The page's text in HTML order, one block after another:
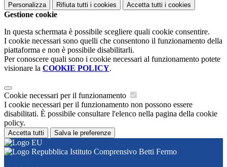
Personalizza Rifiuta tutti i cookies Accetta tutti i cookies
Gestione cookie
In questa schermata è possibile scegliere quali cookie consentire.
I cookie necessari sono quelli che consentono il funzionamento della
piattaforma e non è possibile disabilitarli.
Per conoscere quali sono i cookie necessari al funzionamento potete
visionare la COOKIE POLICY.
Cookie necessari per il funzionamento
I cookie necessari per il funzionamento non possono essere
disabilitati. È possibile consultare l'elenco nella pagina della cookie
policy.
Accetta tutti Salva le preferenze
Istituto Comprensivo Betti Fermo